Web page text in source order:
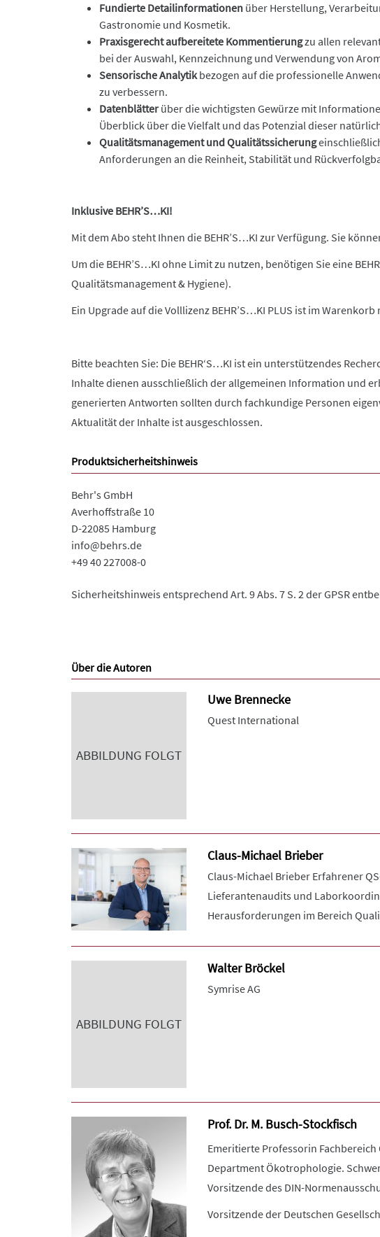
Fundierte Detailinformationen über Herstellung,
Gastronomie und Kosmetik.
Praxisgerecht aufbereitete Kommentierungzu allen
bei der Auswahl, Kennzeichnung und Verwendung von
Sensorische Analytikbezogen auf die professionelle
zu verbessern.
Datenblätter über die wichtigsten Gewürze mit
Überblick über die Vielfalt und das Potenzial dieser
Qualitätsmanagement und Qualitätssicherung
Anforderungen an die Reinheit, Stabilität und
Inklusive BEHR’S…KI!
Mit dem Abo steht Ihnen die BEHR’S…KI zur Verfügung. Sie
Um die BEHR’S…KI ohne Limit zu nutzen, benötigen Sie eine
Qualitätsmanagement & Hygiene).
Ein Upgrade auf die Volllizenz BEHR’S…KI PLUS ist im Warenkorb
Bitte beachten Sie: Die BEHR‘S…KI ist ein unterstützendes
Inhalte dienen ausschließlich der allgemeinen Information und
generierten Antworten sollten durch fachkundige Personen
Aktualität der Inhalte ist ausgeschlossen.
Produktsicherheitshinweis
Behr's GmbH
Averhoffstraße 10
D-22085 Hamburg
info@behrs.de
+49 40 227008-0
Sicherheitshinweis entsprechend Art. 9 Abs. 7 S. 2 der GPSR
Über die Autoren
ABBILDUNG FOLGT
Uwe Brennecke
Quest International
Claus-Michael Brieber
Claus-Michael Brieber Erfahrener
Lieferantenaudits und
Herausforderungen im Bereich
ABBILDUNG FOLGT
Walter Bröckel
Symrise AG
Prof. Dr. M. Busch-Stockfisch
Emeritierte Professorin
Department Ökotrophologie.
Vorsitzende des DIN-
Vorsitzende der Deutschen